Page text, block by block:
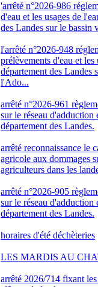
'arrêté n°2026-986
d'eau et les usages de
des Landes sur le bassin
l'arrêté n°2026-948
prélèvements d'eau et les
département des Landes
l'Ado...
arrêté n°2026-961
sur le réseau d'adduction
département des Landes.
arrêté reconnaissance le
agricole aux dommages
agriculteurs dans les
arrêté n°2026-905
sur le réseau d'adduction
département des Landes.
horaires d'été déchèteries
LES MARDIS AU
arrêté 2026/714 fixant